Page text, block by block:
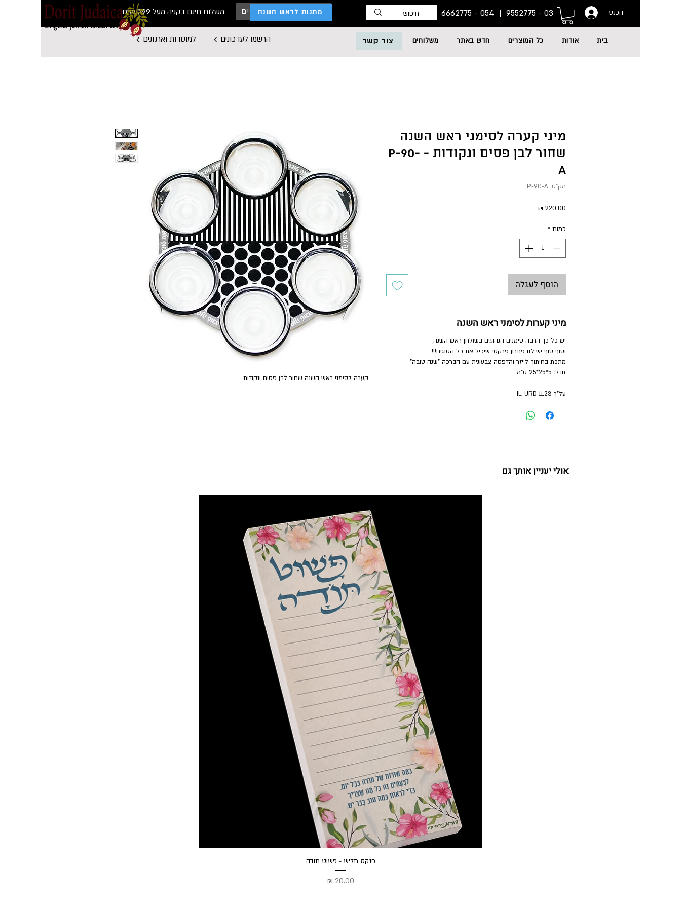
כניסת לקוחות עסקיים משלוח חינם בקניה מעל 299 ש"ח הכנס 03 - 9552775 | מתנות לראש השנה
הרשמו לעדכונים למוסדות וארגונים בית אודות כל המוצרים חדש באתר משלוחים צור קשר
קערה לסימני ראש השנה שחור לבן פסים ונקודות
מיני קערה לסימני ראש השנה
שחור לבן פסים ונקודות - P-90-
A
מק"ט: P-90-A
מחיר
כמות *
הוסף לעגלה
מיני קערות לסימני ראש השנה
יש כל כך הרבה סימנים הנהוגים בשולחן ראש השנה,
וסוף סוף יש לנו פתרון פרקטי שיכיל את כל הסוגים!!!
מתכת בחיתוך לייזר והדפסה צבעונית עם הברכה "שנה טובה"
גודל: 5*25*25 ס"מ
על"ר 11.23 IL-URD
אולי יעניין אותך גם
תצוגה מהירה
פנקס תליש - פשוט תודה
מחיר